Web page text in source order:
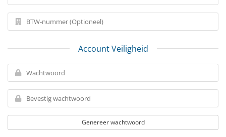
Account Veiligheid
Genereer wachtwoord